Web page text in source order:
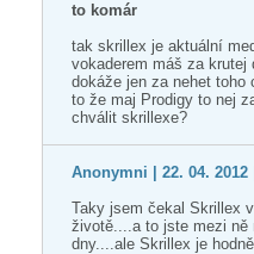
to komár
tak skrillex je aktuální
vokaderem máš za krutej
dokáže jen za nehet toho
to že maj Prodigy to nej
chválit skrillexe?
Anonymni | 22. 04. 2012
Taky jsem čekal Skrillex
životě....a to jste mezi ně
dny....ale Skrillex je